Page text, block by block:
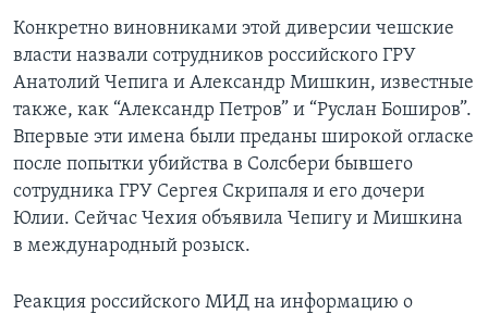
Конкретно виновниками этой диверсии чешские
власти назвали сотрудников российского ГРУ
Анатолий Чепига и Александр Мишкин, известные
также, как “Александр Петров” и “Руслан Боширов”.
Впервые эти имена были преданы широкой огласке
после попытки убийства в Солсбери бывшего
сотрудника ГРУ Сергея Скрипаля и его дочери
Юлии. Сейчас Чехия объявила Чепигу и Мишкина
в международный розыск.
Реакция российского МИД на информацию о